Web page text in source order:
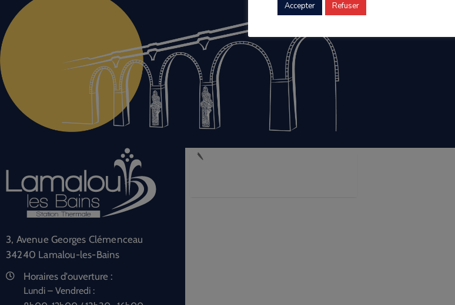
3, Avenue Georges Clémenceau
34240 Lamalou-les-Bains
Horaires d'ouverture :
Lundi – Vendredi :
Accepter Refuser